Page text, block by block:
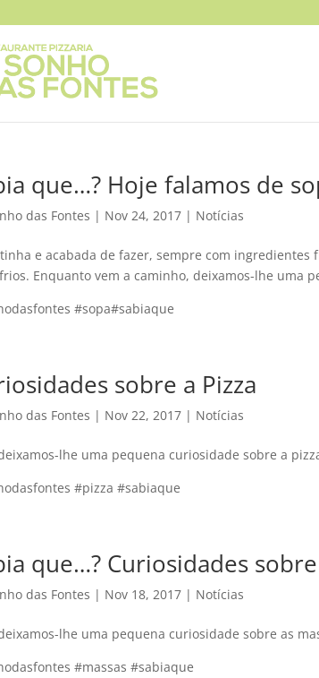
que…? Hoje falamos de
das Fontes | Nov 24, 2017 | Notícias
e acabada de fazer, sempre com
Enquanto vem a caminho, deixamos-lhe uma
#sopa#sabiaque
sobre a Pizza
das Fontes | Nov 22, 2017 | Notícias
lhe uma pequena curiosidade sobre a
#pizza #sabiaque
que…? Curiosidades
das Fontes | Nov 18, 2017 | Notícias
lhe uma pequena curiosidade sobre as
#massas #sabiaque